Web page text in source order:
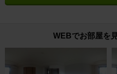
WEBでお部屋を